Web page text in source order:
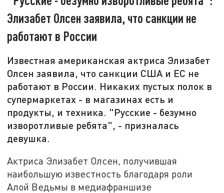
Элизабет Олсен заявила, что санкции не
работают в России
Известная американская актриса Элизабет
Олсен заявила, что санкции США и ЕС не
работают в России. Никаких пустых полок в
супермаркетах - в магазинах есть и
продукты, и техника. "Русские - безумно
изворотливые ребята", - призналась
девушка.
Актриса Элизабет Олсен, получившая
наибольшую известность благодаря роли
Алой Ведьмы в медиафраншизе